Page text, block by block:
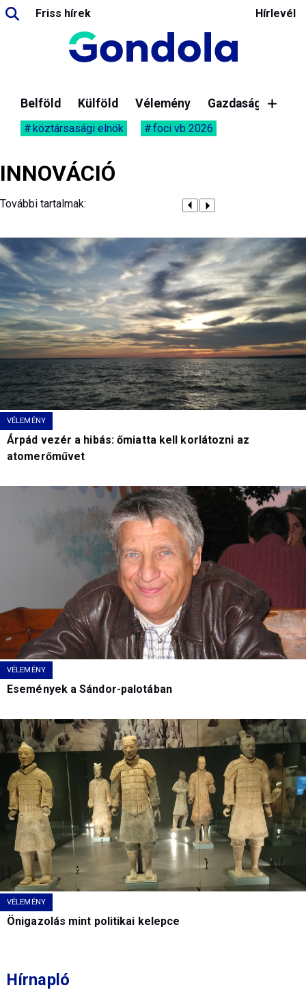
Friss hírek Hírlevél
Belföld Külföld Vélemény Gazdaság
köztársasági elnök foci vb 2026
INNOVÁCIÓ
További tartalmak:
VÉLEMÉNY
Árpád vezér a hibás: őmiatta kell korlátozni az
atomerőművet
VÉLEMÉNY
Események a Sándor-palotában
VÉLEMÉNY
Önigazolás mint politikai kelepce
Hírnapló